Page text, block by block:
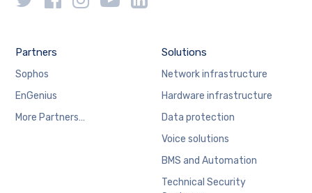
Partners
Sophos
EnGenius
More Partners…
Solutions
Network infrastructure
Hardware infrastructure
Data protection
Voice solutions
BMS and Automation
Technical Security